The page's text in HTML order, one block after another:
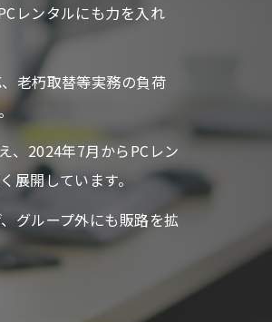
レンタルにも力を入れ
老朽取替等実務の負荷
、2024年7月からPCレン
展開しています。
グループ外にも販路を拡